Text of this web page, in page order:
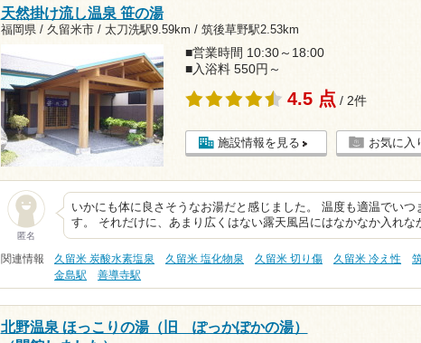
天然掛け流し温泉 笹の湯
福岡県 / 久留米市 / 太刀洗駅9.59km / 筑後草野駅2.53km
■営業時間 10:30～18:00
■入浴料 550円～
4.5 点 / 2件
施設情報を見る お気に入
匿名
いかにも体に良さそうなお湯だと感じました。 温度も適温でいつ
す。 それだけに、あまり広くはない露天風呂にはなかなか入れな
関連情報 久留米 炭酸水素塩泉 久留米 塩化物泉 久留米 切り傷 久留米 冷え性
金島駅
善導寺駅
北野温泉 ほっこりの湯（旧 ぽっかぽかの湯）